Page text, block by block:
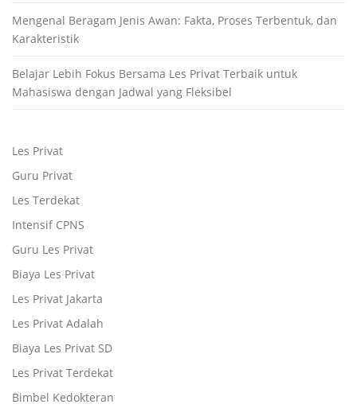
Mengenal Beragam Jenis Awan: Fakta, Proses Terbentuk, dan
Karakteristik
Belajar Lebih Fokus Bersama Les Privat Terbaik untuk
Mahasiswa dengan Jadwal yang Fleksibel
Les Privat
Guru Privat
Les Terdekat
Intensif CPNS
Guru Les Privat
Biaya Les Privat
Les Privat Jakarta
Les Privat Adalah
Biaya Les Privat SD
Les Privat Terdekat
Bimbel Kedokteran